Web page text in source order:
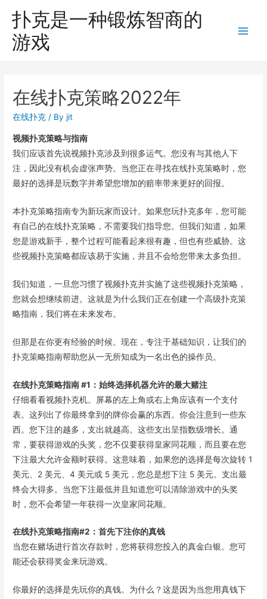
扑克是一种锻炼智商的
游戏
在线扑克策略2022年
在线扑克 / Byjit
视频扑克策略与指南
我们应该首先说视频扑克涉及到很多运气。您没有与其他人下
注，因此没有机会虚张声势。当您正在寻找在线扑克策略时，您
最好的选择是玩数字并希望您增加的赔率带来更好的回报。
本扑克策略指南专为新玩家而设计。如果您玩扑克多年，您可能
有自己的在线扑克策略，不需要我们指导您。但我们知道，如果
您是游戏新手，整个过程可能看起来很有趣，但也有些威胁。这
些视频扑克策略都应该易于实施，并且不会给您带来太多负担。
我们知道，一旦您习惯了视频扑克并实施了这些视频扑克策略，
您就会想继续前进。这就是为什么我们正在创建一个高级扑克策
略指南，我们将在未来发布。
但那是在你更有经验的时候。现在，专注于基础知识，让我们的
扑克策略指南帮助您从一无所知成为一名出色的操作员。
在线扑克策略指南 #1：始终选择机器允许的最大赌注
仔细看看视频扑克机。屏幕的左上角或右上角应该有一个支付
表。这列出了你最终拿到的牌你会赢的东西。你会注意到一些东
西。您下注的越多，支出就越高。这些支出呈指数级增长。通
常，要获得游戏的头奖，您不仅要获得皇家同花顺，而且要在您
下注最大允许金额时获得。这意味着，如果您的选择是每次旋转 1
美元、2 美元、4 美元或 5 美元，您总是想下注 5 美元。支出最
终会大得多。当您下注最低并且知道您可以清除游戏中的头奖
时，您不会希望一年获得一次皇家同花顺。
在线扑克策略指南#2：首先下注你的真钱
当您在赌场进行首次存款时，您将获得您投入的真金白银。您可
能还会获得奖金来玩游戏。
你最好的选择是先玩你的真钱。为什么？这是因为当您用真钱下